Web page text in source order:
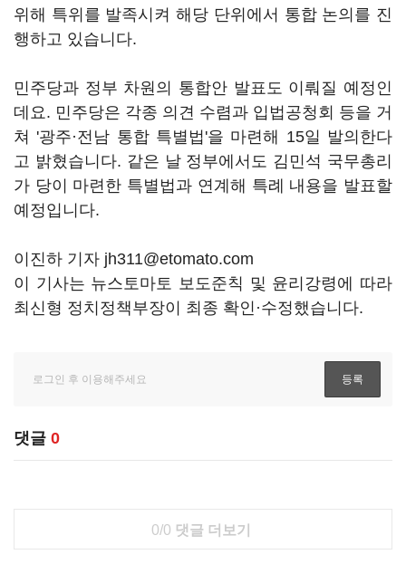
위해 특위를 발족시켜 해당 단위에서 통합 논의를 진
행하고 있습니다.
민주당과 정부 차원의 통합안 발표도 이뤄질 예정인
데요. 민주당은 각종 의견 수렴과 입법공청회 등을 거
쳐 '광주·전남 통합 특별법'을 마련해 15일 발의한다
고 밝혔습니다. 같은 날 정부에서도 김민석 국무총리
가 당이 마련한 특별법과 연계해 특례 내용을 발표할
예정입니다.
이진하 기자 jh311@etomato.com
이 기사는 뉴스토마토 보도준칙 및 윤리강령에 따라
최신형 정치정책부장이 최종 확인·수정했습니다.
댓글 0
0/0 댓글 더보기